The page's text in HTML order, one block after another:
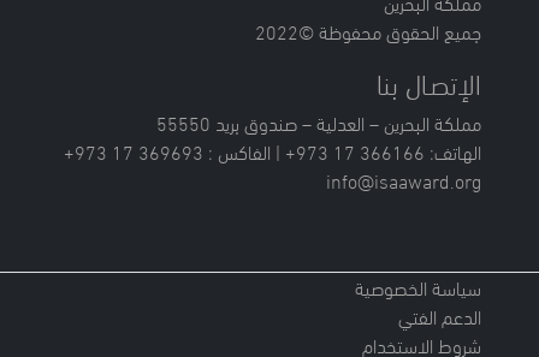
جميع الحقوق محفوظة ©2022
الإتصـال بنا
مملكة البحرين – العدلية – صندوق بريد 55550
الهاتف: 366166 17 973+ | الفاكس : 369693 17 973+
info@isaaward.org
سياسة الخصوصية
الدعم الفتي
شروط الاستخدام